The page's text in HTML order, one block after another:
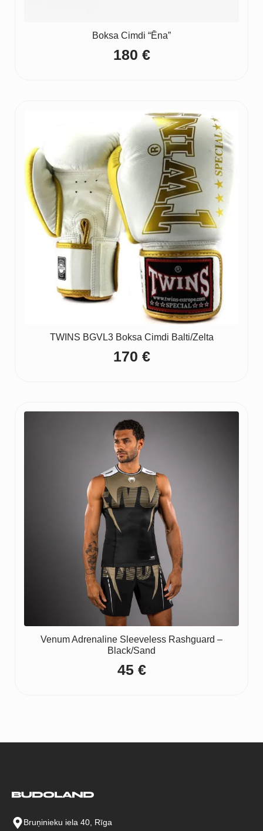
Boksa Cimdi “Ēna”
180 €
TWINS BGVL3 Boksa Cimdi Balti/Zelta
170 €
Venum Adrenaline Sleeveless Rashguard –
Black/Sand
45 €
Bruņinieku iela 40, Rīga